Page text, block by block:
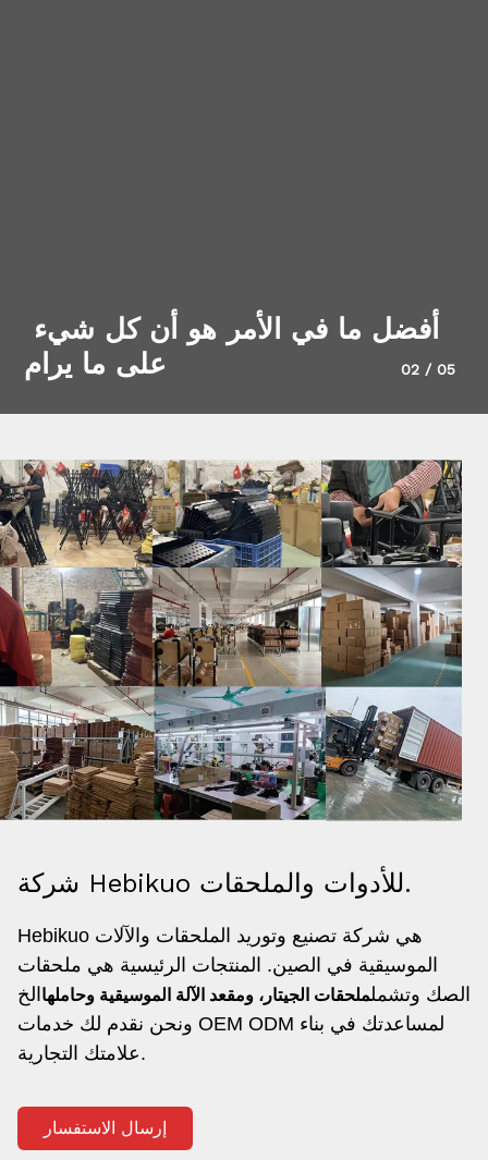
على ما يرام
02 / 05
شركة Hebikuo للأدوات والملحقات.
Hebikuo هي شركة تصنيع وتوريد الملحقات والآلات
الموسيقية في الصين. المنتجات الرئيسية هي ملحقات
الصك وتشململحقات الجيتار، ومقعد الآلة الموسيقية وحاملهاالخ
ونحن نقدم لك خدمات OEM ODM لمساعدتك في بناء
علامتك التجارية.
إرسال الاستفسار